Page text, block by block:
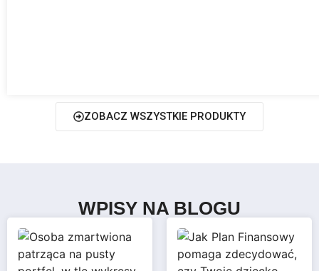
ZOBACZ WSZYSTKIE PRODUKTY
WPISY NA BLOGU